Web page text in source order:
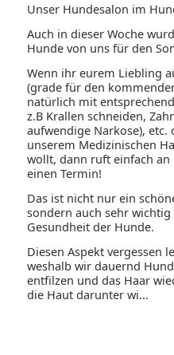
Unser Hundesalon im
Auch in dieser Woche
Hunde von uns für den
Wenn ihr eurem Liebling
(grade für den
natürlich mit
z.B Krallen schneiden,
aufwendige Narkose),
unserem Medizinischen
wollt, dann ruft einfach
einen Termin!
Das ist nicht nur ein
sondern auch sehr
Gesundheit der Hunde.
Diesen Aspekt vergessen
weshalb wir dauernd
entfilzen und das Haar
die Haut darunter wi...